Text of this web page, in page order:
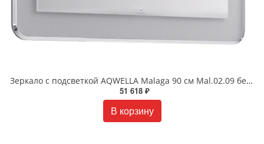
Зеркало с подсветкой AQWELLA Malaga 90 см Mal.02.09 белое
51 618 ₽
В корзину